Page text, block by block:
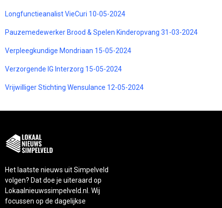
Longfunctieanalist VieCuri 10-05-2024
Pauzemedewerker Brood & Spelen Kinderopvang 31-03-2024
Verpleegkundige Mondriaan 15-05-2024
Verzorgende IG Interzorg 15-05-2024
Vrijwilliger Stichting Wensulance 12-05-2024
Het laatste nieuws uit Simpelveld
volgen? Dat doe je uiteraard op
Lokaalnieuwssimpelveld.nl. Wij
focussen op de dagelijkse